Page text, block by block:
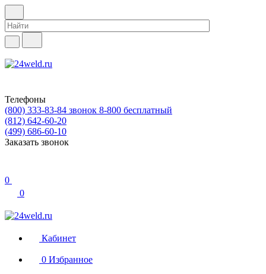
Телефоны
(800) 333-83-84 звонок 8-800 бесплатный
(812) 642-60-20
(499) 686-60-10
Заказать звонок
0
0
Кабинет
0 Избранное